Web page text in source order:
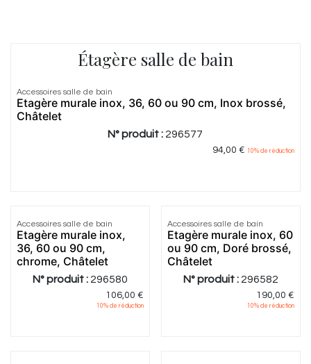
Étagère salle de bain
Accessoires salle de bain
Etagère murale inox, 36, 60 ou 90 cm, Inox brossé,
Châtelet
N° produit : 296577
94,00 € 10% de réduction
Accessoires salle de bain
Etagère murale inox,
36, 60 ou 90 cm,
chrome, Châtelet
N° produit : 296580
106,00 €
10% de réduction
Accessoires salle de bain
Etagère murale inox, 60
ou 90 cm, Doré brossé,
Châtelet
N° produit : 296582
190,00 €
10% de réduction